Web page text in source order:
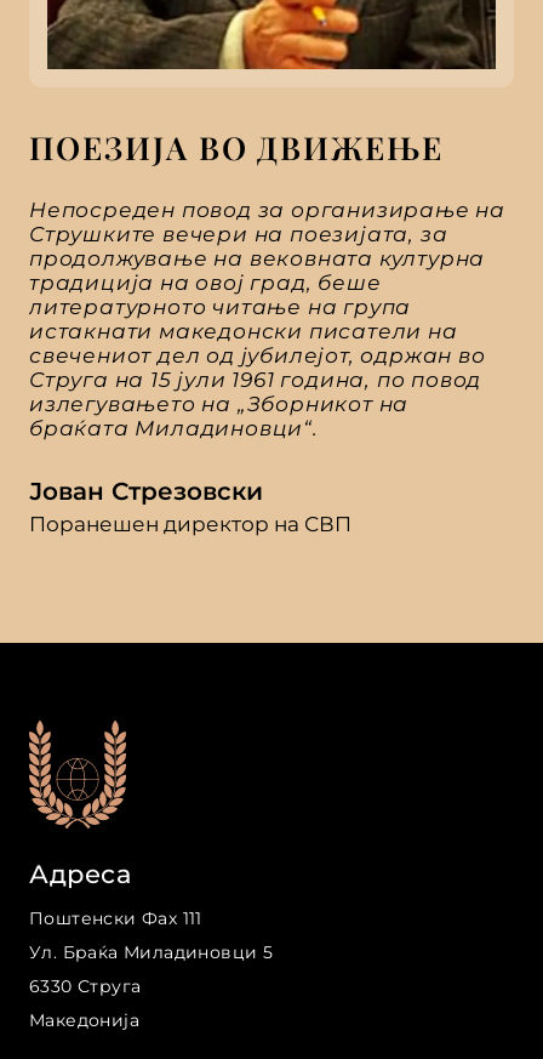
ПОЕЗИЈА ВО ДВИЖЕЊЕ
Непосреден повод за организирање на
Струшките вечери на поезијата, за
продолжување на вековната културна
традиција на овој град, беше
литературното читање на група
истакнати македонски писатели на
свечениот дел од јубилејот, одржан во
Струга на 15 јули 1961 година, по повод
излегувањето на „Зборникот на
браќата Миладиновци“.
Јован Стрезовски
Поранешен директор на СВП
Адреса
Поштенски Фах 111
Ул. Браќа Миладиновци 5
6330 Струга
Македонија